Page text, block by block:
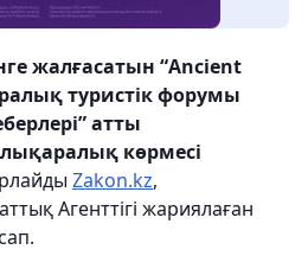
жалғасатын “Ancient
туристік форумы
атты
көрмесі
Zakon.kz,
Агенттігі жариялаған